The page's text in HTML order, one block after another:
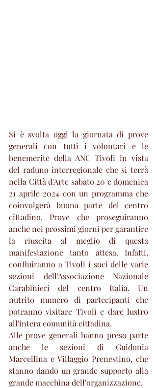
Si è svolta oggi la giornata di prove
generali con tutti i volontari e le
benemerite della ANC Tivoli in vista
del raduno interregionale che si terrà
nella Città d'Arte sabato 20 e domenica
21 aprile 2024 con un programma che
coinvolgerà buona parte del centro
cittadino. Prove che proseguiranno
anche nei prossimi giorni per garantire
la riuscita al meglio di questa
manifestazione tanto attesa. Infatti,
confluiranno a Tivoli i soci delle varie
sezioni dell'Associazione Nazionale
Carabinieri del centro Italia. Un
nutrito numero di partecipanti che
potranno visitare Tivoli e dare lustro
all'intera comunità cittadina.
Alle prove generali hanno preso parte
anche le sezioni di Guidonia
Marcellina e Villaggio Prenestino, che
stanno dando un grande supporto alla
grande macchina dell'organizzazione.